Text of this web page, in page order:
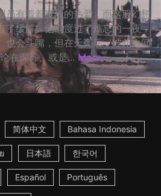
员有着着魔般的热爱，而这股幻想
了缓解。他们度过了难忘的一夜，
也会斗嘴，但在天亮后，彼此之间
在深宵、或是... More
简体中文 Bahasa Indonesia
日本語 한국어
Español Português